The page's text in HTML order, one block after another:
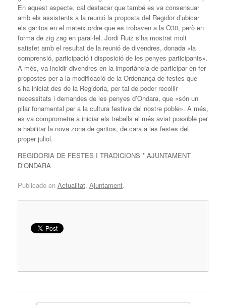
En aquest aspecte, cal destacar que també es va consensuar
amb els assistents a la reunió la proposta del Regidor d’ubicar
els garitos en el mateix ordre que es trobaven a la O30, però en
forma de zig zag en paral·lel. Jordi Ruiz s’ha mostrat molt
satisfet amb el resultat de la reunió de divendres, donada «la
comprensió, participació i disposició de les penyes participants».
A més, va incidir divendres en la importància de participar en fer
propostes per a la modificació de la Ordenança de festes que
s’ha iniciat des de la Regidoria, per tal de poder recollir
necessitats i demandes de les penyes d’Ondara, que «són un
pilar fonamental per a la cultura festiva del nostre poble». A més,
es va comprometre a iniciar els treballs el més aviat possible per
a habilitar la nova zona de garitos, de cara a les festes del
proper juliol.
REGIDORIA DE FESTES I TRADICIONS * AJUNTAMENT
D’ONDARA
Publicado en Actualitat, Ajuntament.